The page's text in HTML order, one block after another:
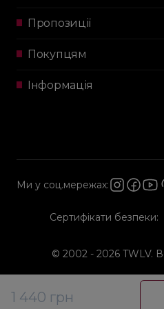
1 440 грн
Пропозиції
Покупцям
Інформація
Сертифікати безпеки:
Ми у соц.мережах:
© 2002 - 2026 TWLV.